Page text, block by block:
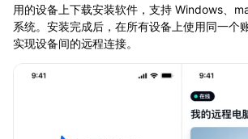
用的设备上下载安装软件，支持 Windows、
系统。安装完成后，在所有设备上使用同一个
实现设备间的远程连接。